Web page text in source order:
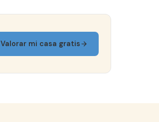
Valorar mi casa gratis